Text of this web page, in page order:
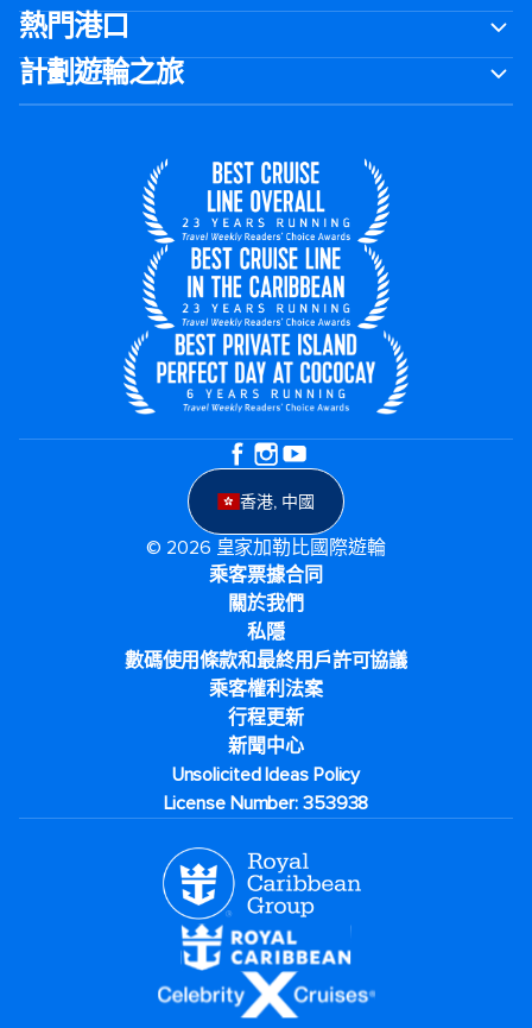
熱門港口
計劃遊輪之旅
香港, 中國
© 2026 皇家加勒比國際遊輪
乘客票據合同
關於我們
私隱
數碼使用條款和最終用戶許可協議
乘客權利法案
行程更新
新聞中心
Unsolicited Ideas Policy
License Number: 353938